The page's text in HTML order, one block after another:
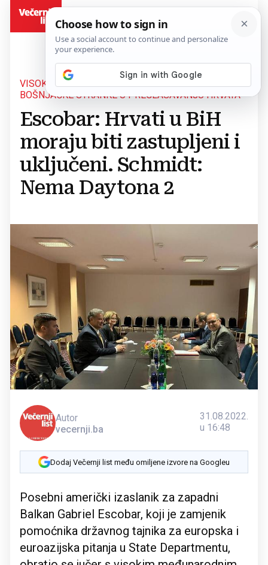
VISOKI PREDSTAVNIK MORA ZAUSTAVITI
BOŠNJAČKE STRANKE U PREGLASAVANJU HRVATA
Escobar: Hrvati u BiH
moraju biti zastupljeni i
uključeni. Schmidt:
Nema Daytona 2
Autor
vecernji.ba
31.08.2022.
u 16:48
Dodaj Večernji list među omiljene izvore na Googleu
Posebni američki izaslanik za zapadni
Balkan Gabriel Escobar, koji je zamjenik
pomoćnika državnog tajnika za europska i
euroazijska pitanja u State Departmentu,